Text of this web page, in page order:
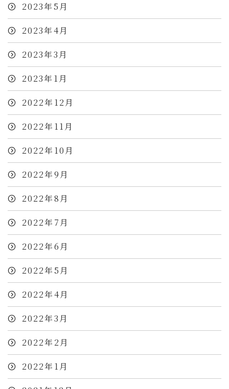
2023年5月
2023年4月
2023年3月
2023年1月
2022年12月
2022年11月
2022年10月
2022年9月
2022年8月
2022年7月
2022年6月
2022年5月
2022年4月
2022年3月
2022年2月
2022年1月